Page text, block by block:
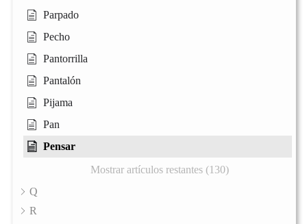
Parpado
Pecho
Pantorrilla
Pantalón
Pijama
Pan
Pensar
Mostrar artículos restantes (130)
Q
R